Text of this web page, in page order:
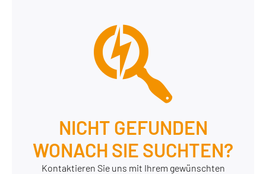
NICHT GEFUNDEN
WONACH SIE SUCHTEN?
Kontaktieren Sie uns mit Ihrem gewünschten